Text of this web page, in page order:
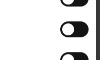
SUSCRIPCIÓN
PROVINCIA 3